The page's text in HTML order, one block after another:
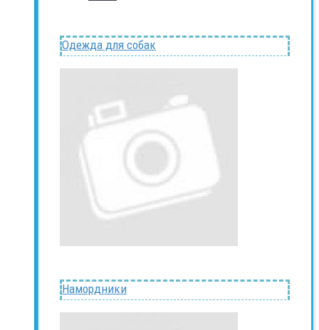
Одежда для собак
Намордники